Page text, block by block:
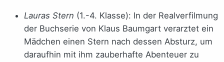
Lauras Stern (1.-4. Klasse): In der Realverfilmung
der Buchserie von Klaus Baumgart verarztet ein
Mädchen einen Stern nach dessen Absturz, um
daraufhin mit ihm zauberhafte Abenteuer zu